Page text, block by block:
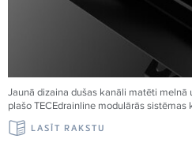
Jaunā dizaina dušas kanāli matēti
plašo TECEdrainline modulārās sistēmas
LASĪT RAKSTU